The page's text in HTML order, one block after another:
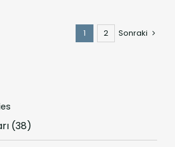
1 2 Sonraki
(38)